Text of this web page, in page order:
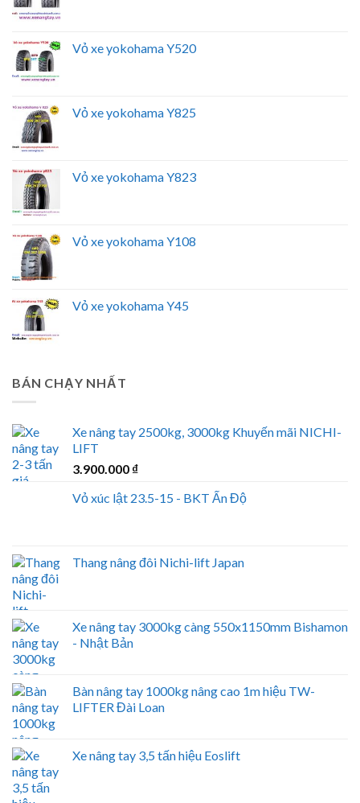
Vỏ xe yokohama Y520
Vỏ xe yokohama Y825
Vỏ xe yokohama Y823
Vỏ xe yokohama Y108
Vỏ xe yokohama Y45
BÁN CHẠY NHẤT
Xe nâng tay 2500kg, 3000kg Khuyến mãi NICHI-
LIFT
3.900.000 ₫
Vỏ xúc lật 23.5-15 - BKT Ấn Độ
Thang nâng đôi Nichi-lift Japan
Xe nâng tay 3000kg càng 550x1150mm Bishamon
- Nhật Bản
Bàn nâng tay 1000kg nâng cao 1m hiệu TW-
LIFTER Đài Loan
Xe nâng tay 3,5 tấn hiệu Eoslift